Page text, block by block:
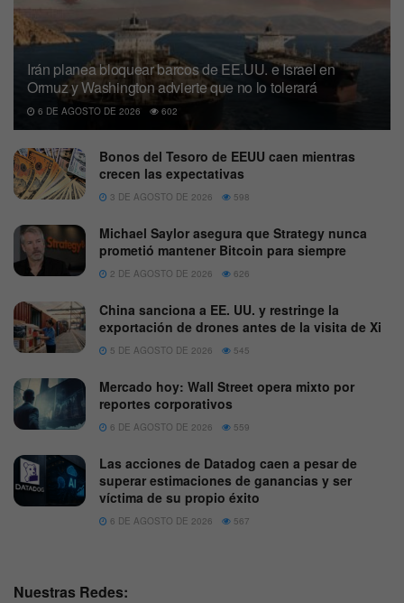
Irán planea bloquear barcos de EE.UU. e Israel en
Ormuz y Washington advierte que no lo tolerará
6 DE AGOSTO DE 2026 602
Bonos del Tesoro de EEUU caen mientras
crecen las expectativas
3 DE AGOSTO DE 2026 598
Michael Saylor asegura que Strategy nunca
prometió mantener Bitcoin para siempre
2 DE AGOSTO DE 2026 626
China sanciona a EE. UU. y restringe la
exportación de drones antes de la visita de Xi
5 DE AGOSTO DE 2026 545
Mercado hoy: Wall Street opera mixto por
reportes corporativos
6 DE AGOSTO DE 2026 559
Las acciones de Datadog caen a pesar de
superar estimaciones de ganancias y ser
víctima de su propio éxito
6 DE AGOSTO DE 2026 567
Nuestras Redes: